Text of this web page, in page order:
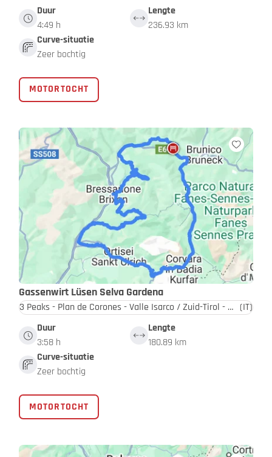
Duur
4:49 h
Lengte
236.93 km
Curve-situatie
Zeer bochtig
MOTORTOCHT
Gassenwirt Lüsen Selva Gardena
3 Peaks - Plan de Corones - Valle Isarco / Zuid-Tirol - Dolomieten (IT)
Duur
3:58 h
Lengte
180.89 km
Curve-situatie
Zeer bochtig
MOTORTOCHT